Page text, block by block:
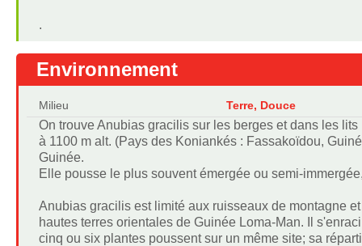
.
Environnement
Milieu Terre, Douce
On trouve Anubias gracilis sur les berges et dans les
à 1100 m alt. (Pays des Koniankés : Fassakoïdou,
Guinée.
Elle pousse le plus souvent émergée ou semi-
Anubias gracilis est limité aux ruisseaux de montagne
hautes terres orientales de Guinée Loma-Man. Il
cinq ou six plantes poussent sur un même site; sa